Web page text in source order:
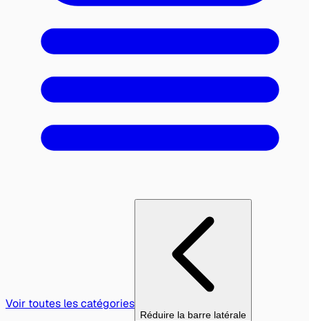
Voir toutes les catégories
Réduire la barre latérale